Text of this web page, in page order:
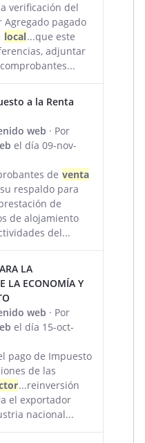
verificación del
Agregado pagado
local...que este
adjuntar
a la Renta
web · Por
el día 09-nov-
de venta
respaldo para
de
de alojamiento
del...
LA
LA ECONOMÍA Y
web · Por
el día 15-oct-
pago de Impuesto
de las
...reinversión
el exportador
nacional...